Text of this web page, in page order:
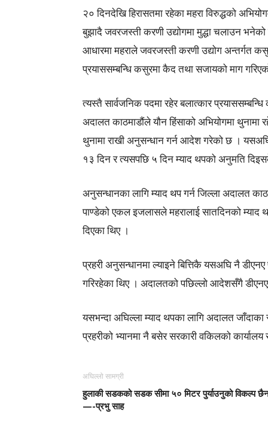
२० दिनदेखि हिरासतमा रहेका महरा विरुद्धको
बुझादै जवरजस्ती करणी उद्योगमा मुद्धा चलाउन
आधारमा महराले जवरजस्ती करणी उद्योग अन्तर्गत
प्रयाससम्बन्धि कसुरमा कैद तथा सजायको माग
त्यस्तै सार्वजनिक पदमा रहेर बलात्कार
अदालत काठमाडौंले यौन हिंसाको अभियोगमा
थुनामा राखी अनुसन्धान गर्न आदेश गरेको छ ।
१३ दिन र त्यसपछि ५ दिन म्याद थपको अनुमति
अनुसन्धानका लागि म्याद थप गर्न जिल्ला अदालत
पाण्डेको एकल इजलासले महरालाई सातदिनको म्याद
दिएका थिए ।
प्रहरी अनुसन्धानमा ल्याइने बित्तिकै यसअघि नै
गरिरहेका थिए । अदालतको पछिल्लो आदेशसँगै
यसभन्दा अघिल्ला म्याद थपका लागि अदालत
प्रहरीको भ्यानमा नै बसेर सरकारी वकिलको
अघिल्लो सामग्री
हुलाकी सडकको सडक सीमा ५० मिटर पुर्याउनुको विकल्प
—-प्रभु साह